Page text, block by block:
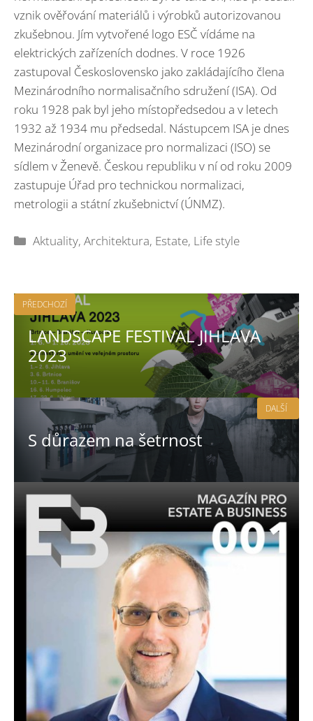
vznik ověřování materiálů i výrobků autorizovanou
zkušebnou. Jím vytvořené logo ESČ vídáme na
elektrických zařízeních dodnes. V roce 1926
zastupoval Československo jako zakládajícího člena
Mezinárodního normalisačního sdružení (ISA). Od
roku 1928 pak byl jeho místopředsedou a v letech
1932 až 1934 mu předsedal. Nástupcem ISA je dnes
Mezinárodní organizace pro normalizaci (ISO) se
sídlem v Ženevě. Českou republiku v ní od roku 2009
zastupuje Úřad pro technickou normalizaci,
metrologii a státní zkušebnictví (ÚNMZ).
Rubriky
Aktuality,Architektura, Estate, Life style
PŘEDCHOZÍ
LANDSCAPE FESTIVAL JIHLAVA
2023
S důrazem na šetrnost
DALŠÍ